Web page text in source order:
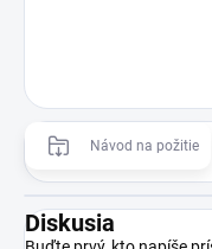
Návod na požitie
Diskusia